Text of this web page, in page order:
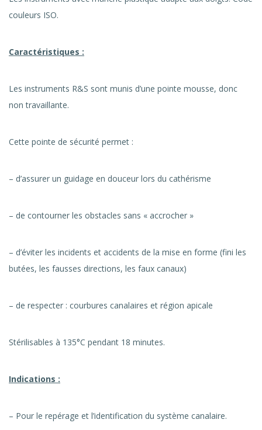
couleurs ISO.
Caractéristiques :
Les instruments R&S sont munis d’une pointe mousse, donc
non travaillante.
Cette pointe de sécurité permet :
– d’assurer un guidage en douceur lors du cathérisme
– de contourner les obstacles sans « accrocher »
– d’éviter les incidents et accidents de la mise en forme (fini les
butées, les fausses directions, les faux canaux)
– de respecter : courbures canalaires et région apicale
Stérilisables à 135°C pendant 18 minutes.
Indications :
– Pour le repérage et l’identification du système canalaire.